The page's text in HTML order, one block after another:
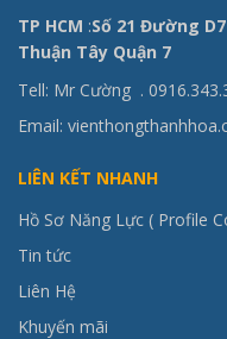
TP HCM :Số 21 Đường
Thuận Tây Quận 7
Tell: Mr Cường .
Email:
LIÊN KẾT NHANH
Hồ Sơ Năng Lực ( Profile
Tin tức
Liên Hệ
Khuyến mãi